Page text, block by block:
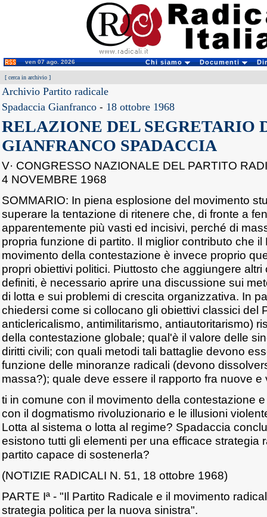
ven 07 ago. 2026 Chi siamo Documenti
[ cerca in archivio ]
Archivio Partito radicale
Spadaccia Gianfranco - 18 ottobre 1968
RELAZIONE DEL SEGRETARIO
GIANFRANCO SPADACCIA
V· CONGRESSO NAZIONALE DEL PARTITO
4 NOVEMBRE 1968
SOMMARIO: In piena esplosione del movimento
superare la tentazione di ritenere che, di fronte a
apparentemente più vasti ed incisivi, perché di
propria funzione di partito. Il miglior contributo che il
movimento della contestazione è invece proprio
propri obiettivi politici. Piuttosto che aggiungere altri
definiti, è necessario aprire una discussione sui
di lotta e sui problemi di crescita organizzativa. In
chiedersi come si collocano gli obiettivi classici del
anticlericalismo, antimilitarismo, antiautoritarismo)
della contestazione globale; qual'è il valore delle
diritti civili; con quali metodi tali battaglie devono
funzione delle minoranze radicali (devono
massa?); quale deve essere il rapporto fra nuove
ti in comune con il movimento della contestazione
con il dogmatismo rivoluzionario e le illusioni
Lotta al sistema o lotta al regime? Spadaccia
esistono tutti gli elementi per una efficace strategia
partito capace di sostenerla?
(NOTIZIE RADICALI N. 51, 18 ottobre 1968)
PARTE Iª - "Il Partito Radicale e il movimento
strategia politica per la nuova sinistra".